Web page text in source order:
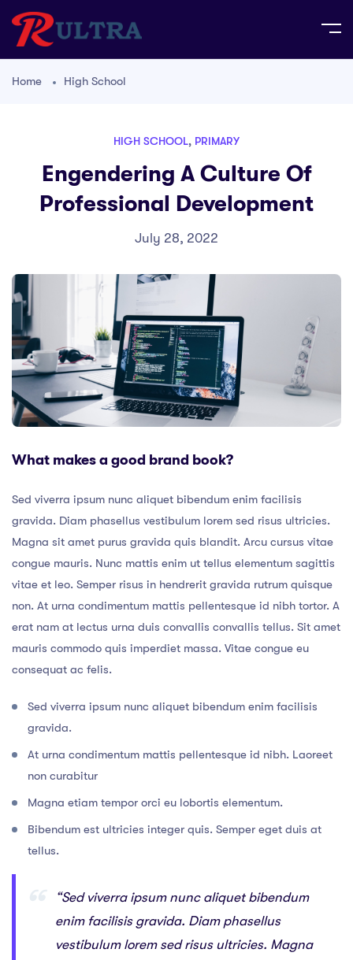
Home High School
HIGH SCHOOL, PRIMARY
Engendering A Culture Of
Professional Development
July 28, 2022
What makes a good brand book?
Sed viverra ipsum nunc aliquet bibendum enim facilisis
gravida. Diam phasellus vestibulum lorem sed risus ultricies.
Magna sit amet purus gravida quis blandit. Arcu cursus vitae
congue mauris. Nunc mattis enim ut tellus elementum sagittis
vitae et leo. Semper risus in hendrerit gravida rutrum quisque
non. At urna condimentum mattis pellentesque id nibh tortor. A
erat nam at lectus urna duis convallis convallis tellus. Sit amet
mauris commodo quis imperdiet massa. Vitae congue eu
consequat ac felis.
Sed viverra ipsum nunc aliquet bibendum enim facilisis
gravida.
At urna condimentum mattis pellentesque id nibh. Laoreet
non curabitur
Magna etiam tempor orci eu lobortis elementum.
Bibendum est ultricies integer quis. Semper eget duis at
tellus.
“Sed viverra ipsum nunc aliquet bibendum
enim facilisis gravida. Diam phasellus
vestibulum lorem sed risus ultricies. Magna